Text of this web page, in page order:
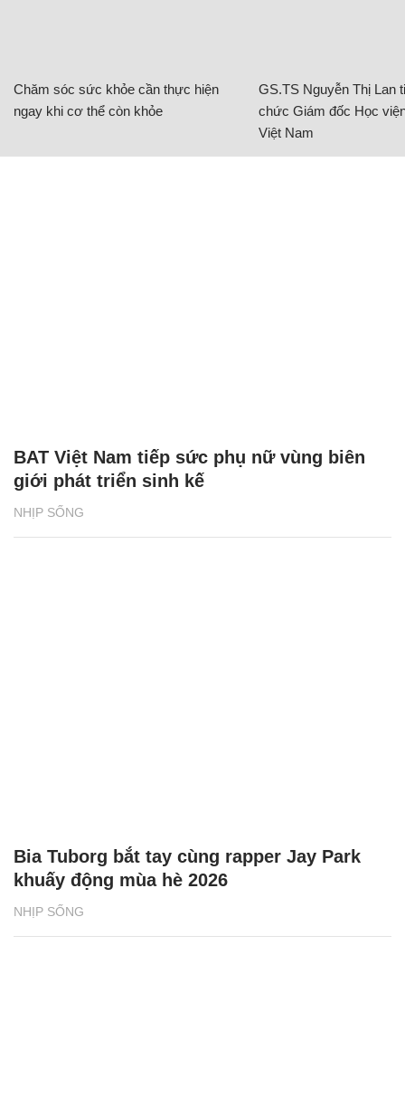
Chăm sóc sức khỏe cần thực hiện
ngay khi cơ thể còn khỏe
GS.TS Nguyễn Thị Lan
chức Giám đốc Học
Việt Nam
NHỊP SỐNG
BAT Việt Nam tiếp sức phụ nữ vùng biên
giới phát triển sinh kế
NHỊP SỐNG
Bia Tuborg bắt tay cùng rapper Jay Park
khuấy động mùa hè 2026